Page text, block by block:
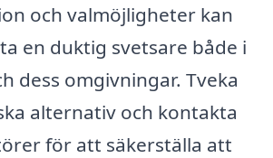
och valmöjligheter kan
en duktig svetsare både i
dess omgivningar. Tveka
alternativ och kontakta
för att säkerställa att